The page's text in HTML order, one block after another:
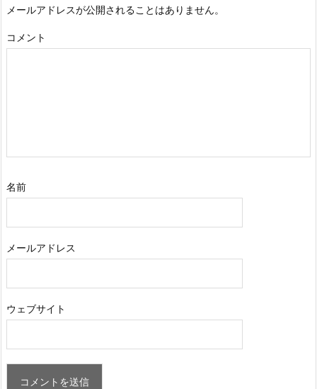
メールアドレスが公開されることはありません。
コメント
名前
メールアドレス
ウェブサイト